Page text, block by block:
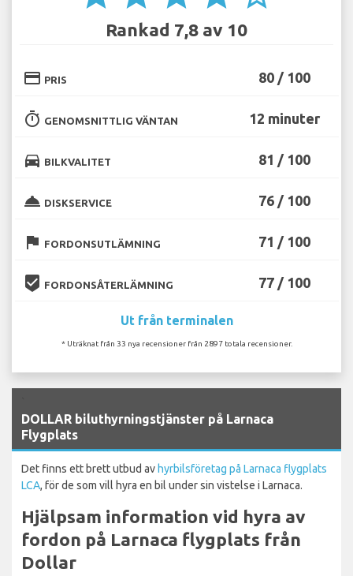
Rankad 7,8 av 10
credit_card PRIS 80 / 100
timer GENOMSNITTLIG VÄNTAN 12 minuter
directions_car BILKVALITET 81 / 100
room_service DISKSERVICE 76 / 100
flag FORDONSUTLÄMNING 71 / 100
beenhere FORDONSÅTERLÄMNING 77 / 100
Ut från terminalen
* Uträknat från 33 nya recensioner från 2897 totala recensioner.
DOLLAR biluthyrningstjänster på Larnaca
Flygplats
Det finns ett brett utbud avhyrbilsföretag på Larnaca flygplats
LCA, för de som vill hyra en bil under sin vistelse i Larnaca.
Hjälpsam information vid hyra av
fordon på Larnaca flygplats från
Dollar